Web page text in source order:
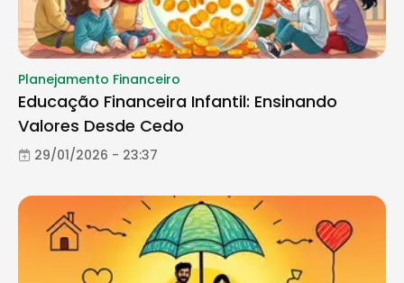
Planejamento Financeiro
Educação Financeira Infantil: Ensinando
Valores Desde Cedo
29/01/2026 - 23:37